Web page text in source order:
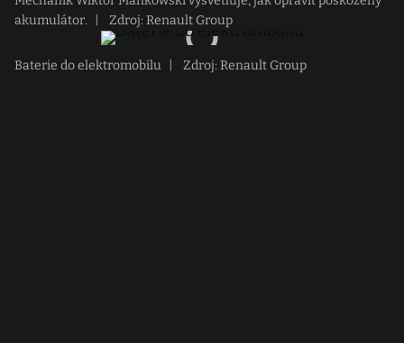
akumulátor.
Zdroj: Renault Group
Baterie do elektromobilu Zdroj: Renault Group